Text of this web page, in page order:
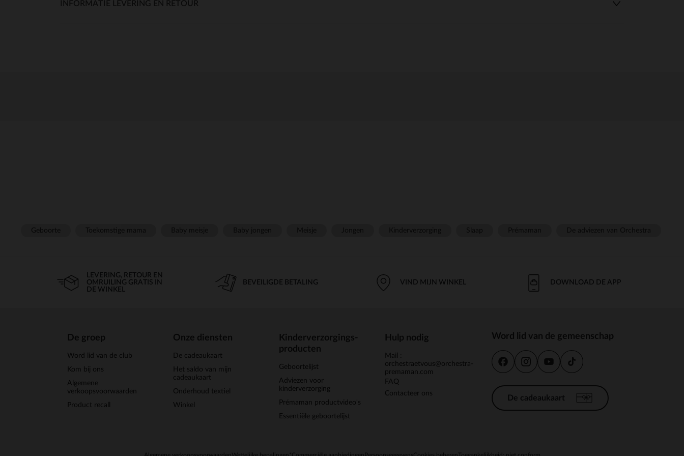
INFORMATIE LEVERING EN RETOUR
LEVERING, RETOUR EN
OMRUILING GRATIS IN
DE WINKEL
BEVEILIGDE BETALING VIND MIJN WINKEL DOWNLOAD DE APP
De groep
Word lid van de club
Kom bij ons
Algemene
verkoopsvoorwaarden
Product recall
Onze diensten
De cadeaukaart
Het saldo van mijn
cadeaukaart
Onderhoud textiel
Winkel
Kinderverzorgings-
producten
Geboortelijst
Adviezen voor
kinderverzorging
Prémaman productvideo's
Essentiële geboortelijst
Hulp nodig
Mail :
orchestraetvous@orchestra-
premaman.com
FAQ
Contacteer ons
Word lid van de gemeenschap
De cadeaukaart